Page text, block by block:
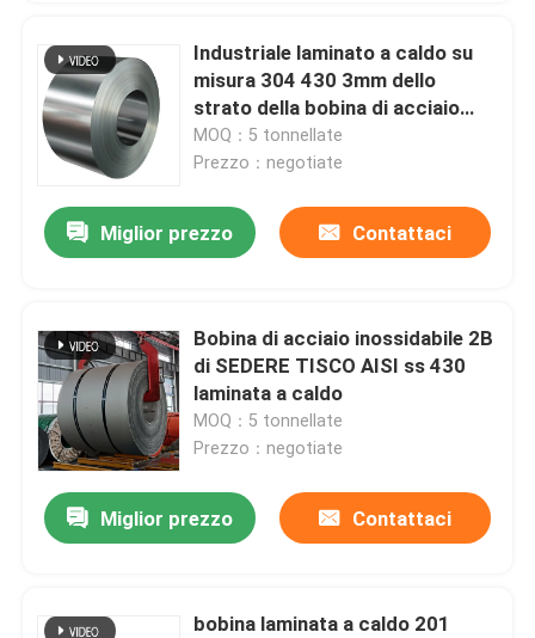
Industriale laminato a caldo su
misura 304 430 3mm dello
strato della bobina di acciaio
inossidabile
MOQ：5 tonnellate
Prezzo：negotiate
Miglior prezzo Contattaci
Bobina di acciaio inossidabile 2B
di SEDERE TISCO AISI ss 430
laminata a caldo
MOQ：5 tonnellate
Prezzo：negotiate
Miglior prezzo Contattaci
bobina laminata a caldo 201